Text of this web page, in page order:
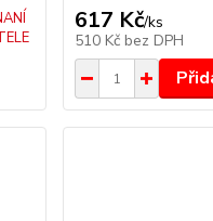
617 Kč/ks
510 Kč bez DPH